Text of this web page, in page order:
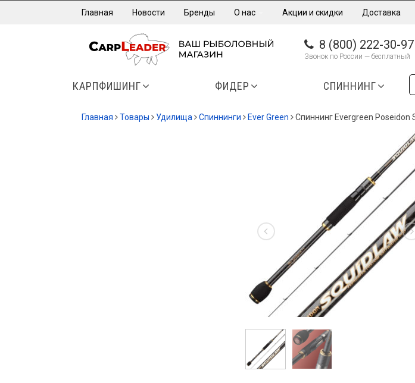
Главная Новости Бренды О нас Акции и скидки Доставка
8 (800) 222-30-97
Звонок по России — бесплатный
КАРПФИШИНГ ФИДЕР СПИННИНГ
Главная Товары Удилища Спиннинги Ever Green Спиннинг Evergreen Poseidon